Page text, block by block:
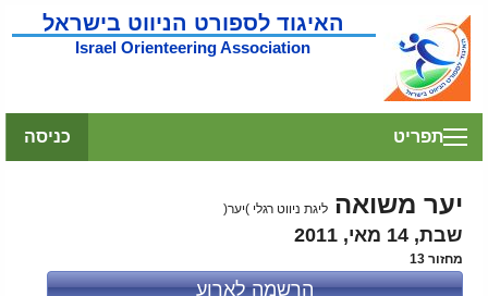
האיגוד לספורט הניווט בישראל
Israel Orienteering Association
כניסה תפריט
יער משואה ליגת ניווט רגלי )יער(
שבת, 14 מאי, 2011
מחזור 13
הרשמה לארוע